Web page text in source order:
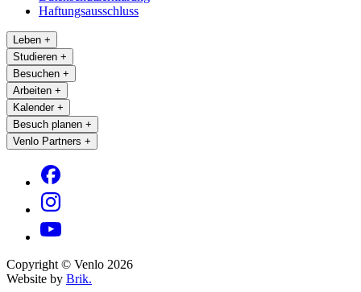
Haftungsausschluss
Leben +
Studieren +
Besuchen +
Arbeiten +
Kalender +
Besuch planen +
Venlo Partners +
Copyright © Venlo 2026
Website by Brik.